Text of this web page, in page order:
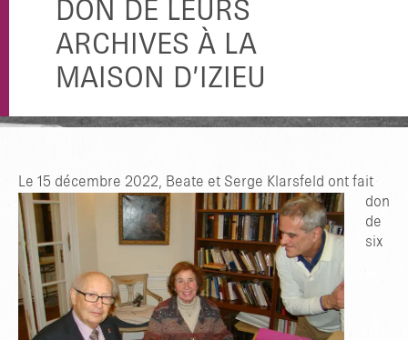
DON DE LEURS
ARCHIVES À LA
MAISON D’IZIEU
Le 15 décembre 2022, Beate et Serge Klarsfeld ont fait
don
de
six